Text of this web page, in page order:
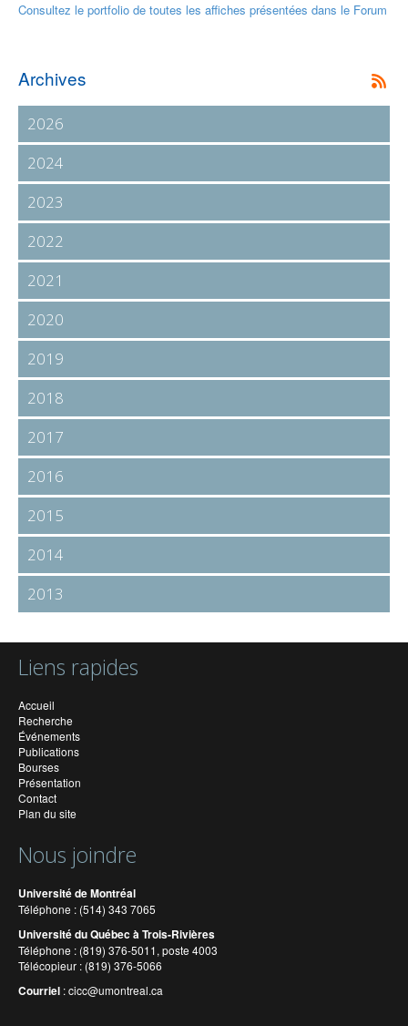
Consultez le portfolio de toutes les affiches présentées dans le Forum
Archives
2026
2024
2023
2022
2021
2020
2019
2018
2017
2016
2015
2014
2013
Liens rapides
Accueil
Recherche
Événements
Publications
Bourses
Présentation
Contact
Plan du site
Nous joindre
Université de Montréal
Téléphone : (514) 343 7065
Université du Québec à Trois-Rivières
Téléphone : (819) 376-5011, poste 4003
Télécopieur : (819) 376-5066
Courriel :cicc@umontreal.ca